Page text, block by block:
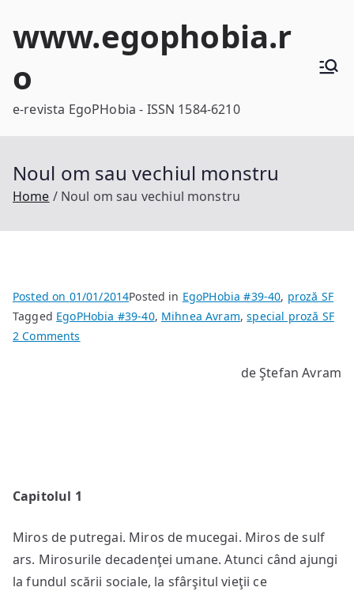
www.egophobia.r
o
e-revista EgoPHobia - ISSN 1584-6210
Noul om sau vechiul monstru
Home Noul om sau vechiul monstru
Posted on 01/01/2014Posted in EgoPHobia #39-40, proză SF
Tagged EgoPHobia #39-40, Mihnea Avram,special proză SF
2 Comments
de Ştefan Avram
Capitolul 1
Miros de putregai. Miros de mucegai. Miros de sulf
ars. Mirosurile decadenţei umane. Atunci când ajungi
la fundul scării sociale, la sfârşitul vieţii ce